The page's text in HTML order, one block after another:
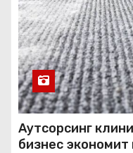
Аутсорсинг
бизнес экономит